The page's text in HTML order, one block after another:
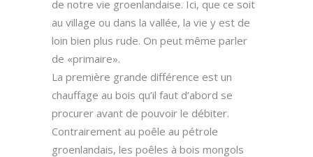
de notre vie groenlandaise. Ici, que ce soit
au village ou dans la vallée, la vie y est de
loin bien plus rude. On peut même parler
de «primaire».
La première grande différence est un
chauffage au bois qu’il faut d’abord se
procurer avant de pouvoir le débiter.
Contrairement au poêle au pétrole
groenlandais, les poêles à bois mongols